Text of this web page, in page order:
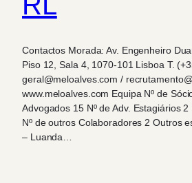
Contactos Morada: Av. Engenheiro
Piso 12, Sala 4, 1070-101 Lisboa T.
geral@meloalves.com /
www.meloalves.com Equipa Nº de
Advogados 15 Nº de Adv. Estagiários
Nº de outros Colaboradores 2 Outros
– Luanda…